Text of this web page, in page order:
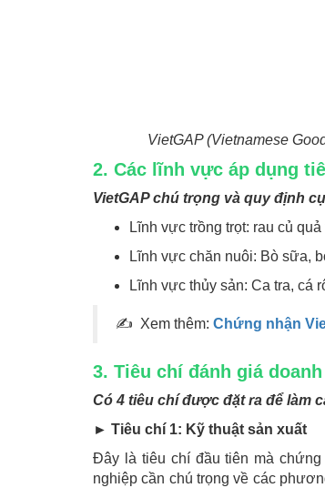
VietGAP (Vietnamese
2. Các lĩnh vực áp dụng
VietGAP chú trọng và quy định
Lĩnh vực trồng trọt: rau củ
Lĩnh vực chăn nuôi: Bò sữa,
Lĩnh vực thủy sản: Ca tra, cá
✍ Xem thêm: Chứng nhận
3. Tiêu chí đánh giá
Có 4 tiêu chí được đặt ra để làm
► Tiêu chí 1: Kỹ thuật sản xuất
Đây là tiêu chí đầu tiên mà
nghiệp cần chú trọng về các